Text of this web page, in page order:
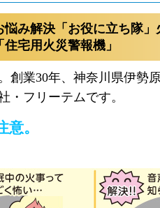
悩み解決「お役に立ち隊
宅用火災警報機」
創業30年、神奈川県伊勢
・フリーテムです。
意。